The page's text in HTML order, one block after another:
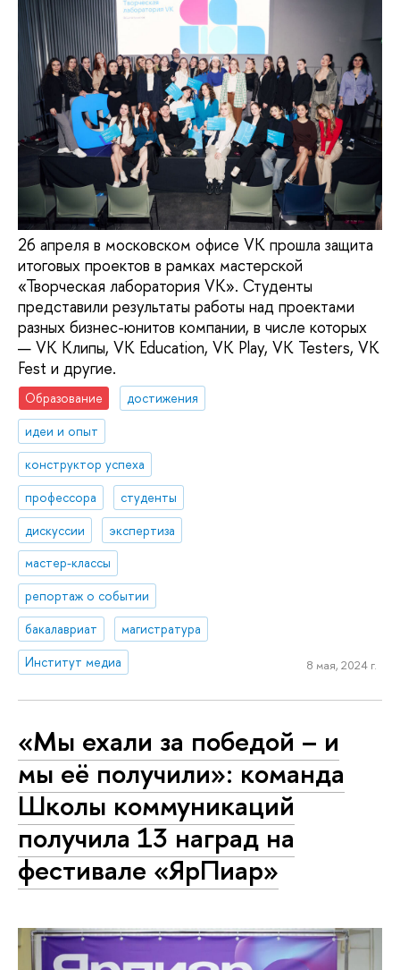
26 апреля в московском офисе VK прошла защита
итоговых проектов в рамках мастерской
«Творческая лаборатория VK». Студенты
представили результаты работы над проектами
разных бизнес-юнитов компании, в числе которых
— VK Клипы, VK Education, VK Play, VK Testers, VK
Fest и другие.
Образование
достижения
идеи и опыт
конструктор успеха
профессора
студенты
дискуссии
экспертиза
мастер-классы
репортаж о событии
бакалавриат
магистратура
Институт медиа
8 мая, 2024 г.
«Мы ехали за победой – и
мы её получили»: команда
Школы коммуникаций
получила 13 наград на
фестивале «ЯрПиар»